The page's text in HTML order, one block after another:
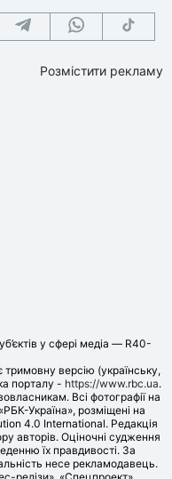
Розмістити рекламу
у сфері медіа — R40-
версію (українську,
порталу - https://www.rbc.ua.
Всі фотографії на
Україна», розміщені на
4.0 International. Редакція
авторів. Оціночні судження
їх правдивості. За
несе рекламодавець.